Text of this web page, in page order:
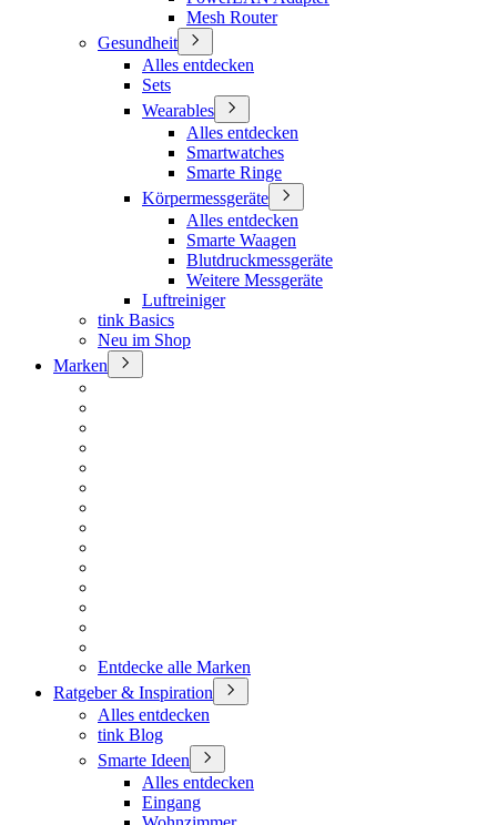
Mesh Router
Gesundheit
Alles entdecken
Sets
Wearables
Alles entdecken
Smartwatches
Smarte Ringe
Körpermessgeräte
Alles entdecken
Smarte Waagen
Blutdruckmessgeräte
Weitere Messgeräte
Luftreiniger
tink Basics
Neu im Shop
Marken
Entdecke alle Marken
Ratgeber & Inspiration
Alles entdecken
tink Blog
Smarte Ideen
Alles entdecken
Eingang